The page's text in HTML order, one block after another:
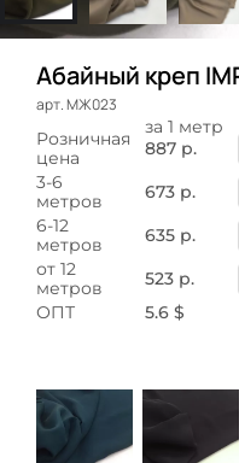
Абайный креп
арт. МЖ023
за 1 метр
Розничная
цена
887 р.
3-6
метров
673 р.
6-12
метров
635 р.
от 12
метров
523 р.
ОПТ 5.6 $